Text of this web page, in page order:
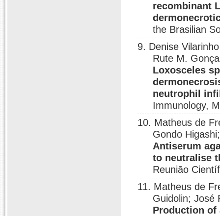
recombinant
the Brasilian
9. Denise
Rute M.
Loxosceles
neutrophil
Immunology,
10. Matheus de
Gondo
Antiserum
to neutralise
Reunião
11. Matheus de
Guidolin; José
Production